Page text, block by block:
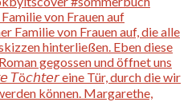
von Frauen auf